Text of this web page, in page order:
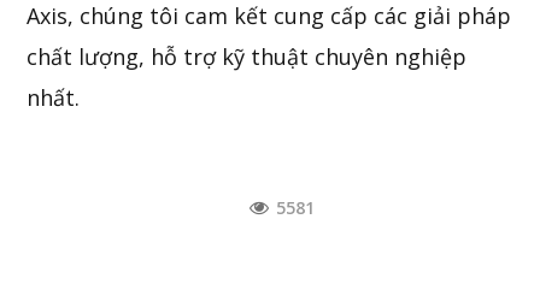
Axis, chúng tôi cam kết cung cấp các giải pháp
chất lượng, hỗ trợ kỹ thuật chuyên nghiệp
nhất.
5581